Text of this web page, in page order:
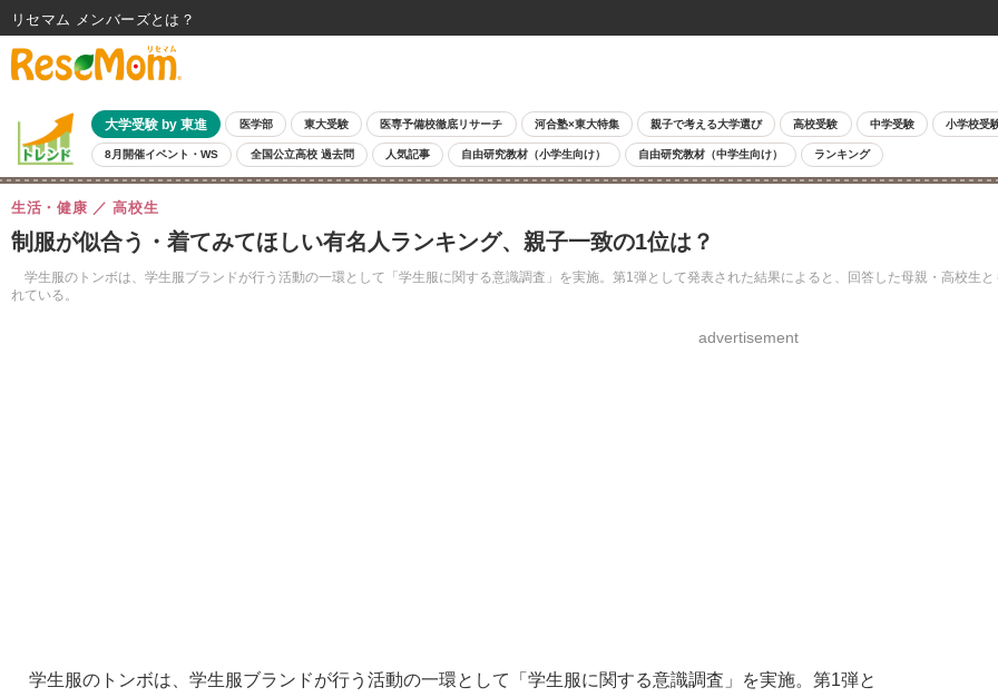
大学受験 by 東進 医学部 東大受験 医専予備校徹底リサーチ 河合塾×東大特集 親子で考える大学選び 高校受験 中学受験 小学校受
8月開催イベント・WS 全国公立高校 過去問 人気記事 自由研究教材（小学生向け） 自由研究教材（中学生向け） ランキング
制服が似合う・着てみてほしい有名人ランキング、親子一致の1位は？
学生服のトンボは、学生服ブランドが行う活動の一環として「学生服に関する意識調査」を実施。第1弾として発表された結果によると、回答した母親・高校生
れている。
生活・健康 高校生
advertisement
学生服のトンボは、学生服ブランドが行う活動の一環として「学生服に関する意識調査」を実施。第1弾と
リセマム メンバーズ